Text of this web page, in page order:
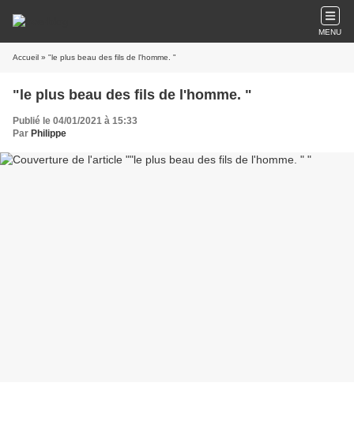
MENU
Accueil » "le plus beau des fils de l'homme. "
"le plus beau des fils de l'homme. "
Publié le 04/01/2021 à 15:33
Par Philippe